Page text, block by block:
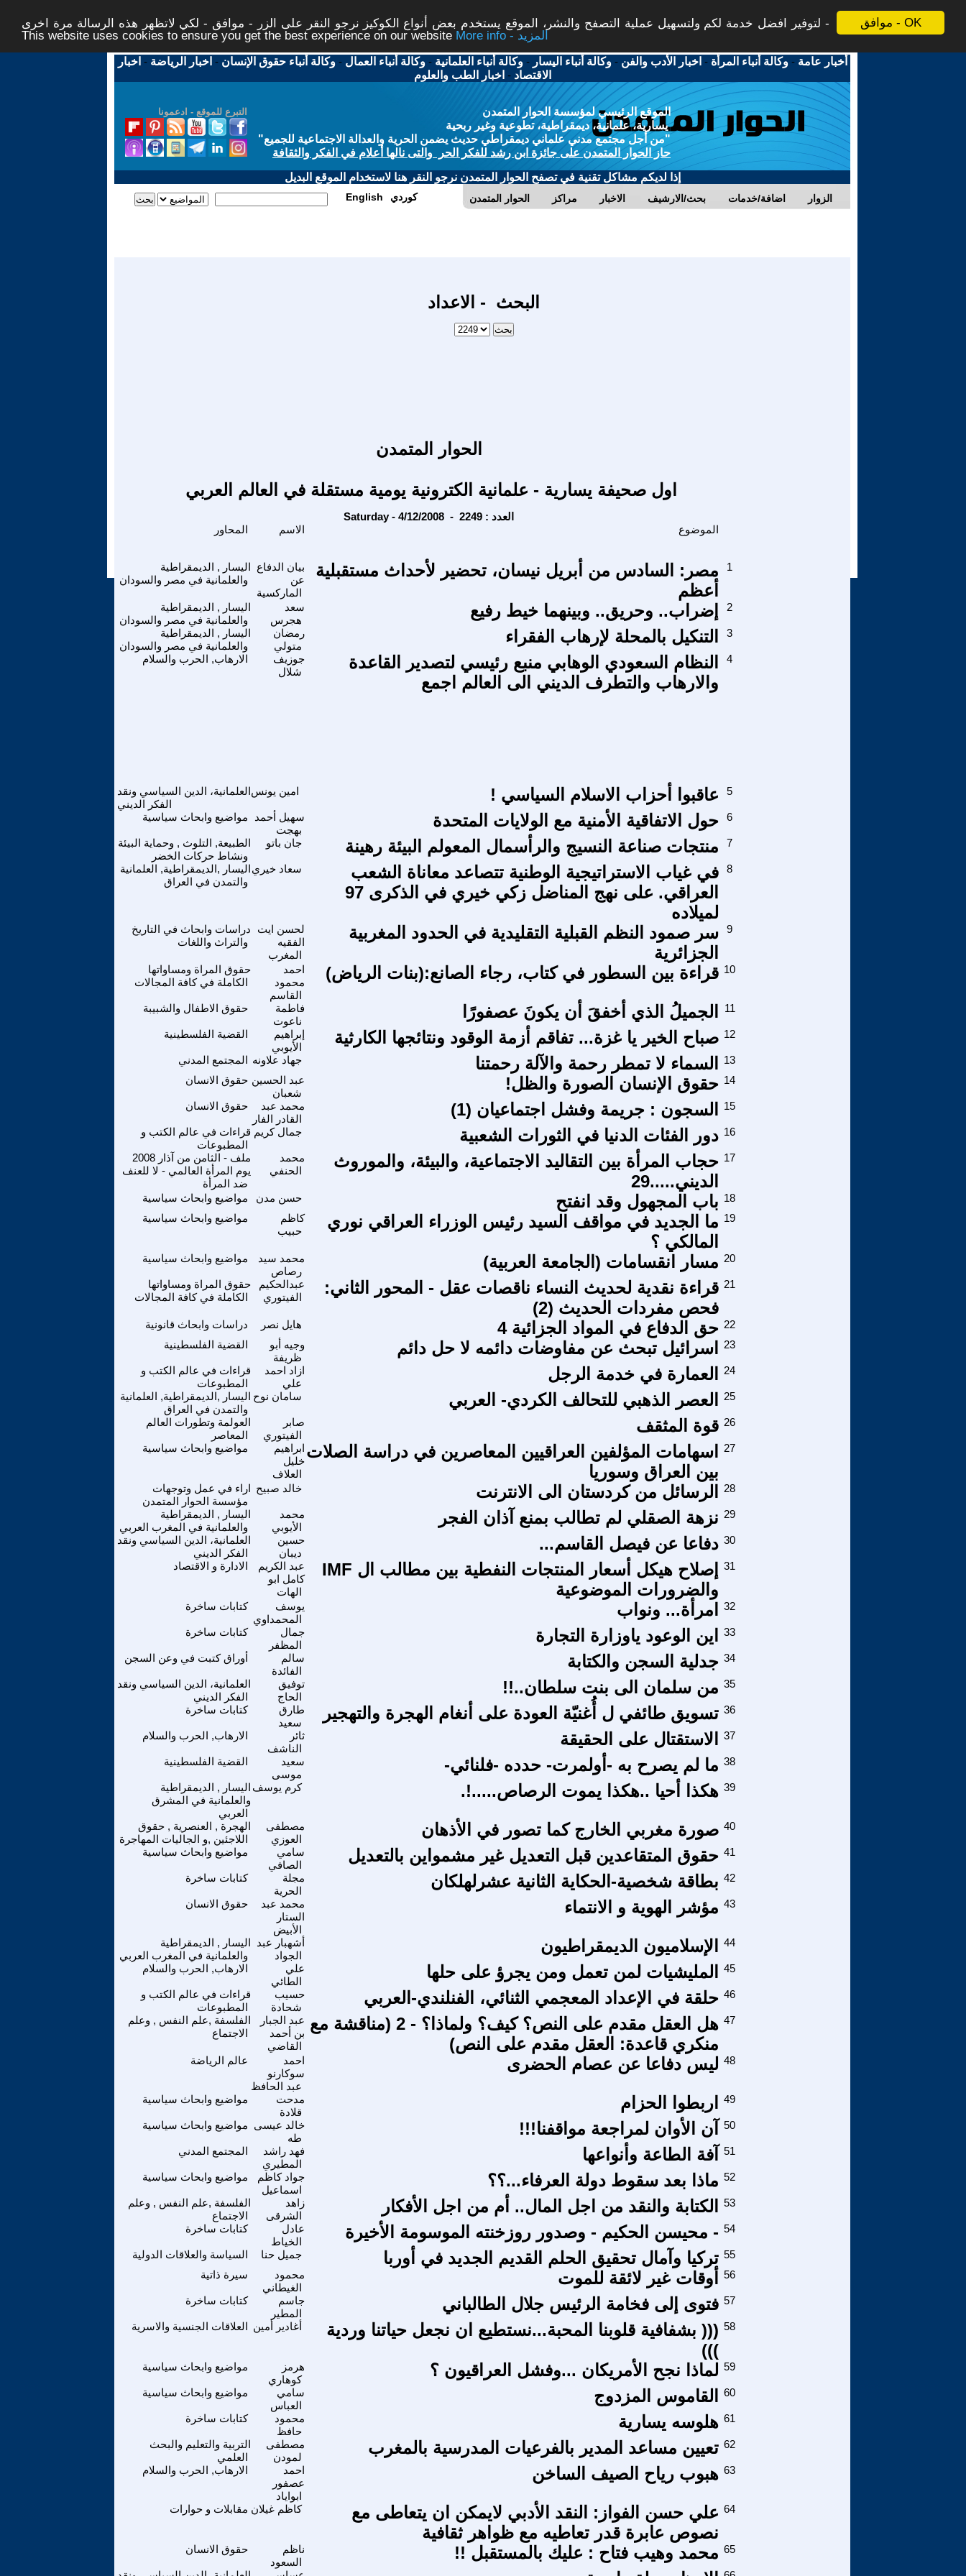
موافق - OK
لتوفير افضل خدمة لكم ولتسهيل عملية التصفح والنشر، الموقع يستخدم بعض أنواع الكوكيز نرجو النقر على الزر - موافق - لكي لاتظهر هذه الرسالة مرة اخرى -
This website uses cookies to ensure you get the best experience on our website
More info - المزيد
أخبار عامة -وكالة أنباء المرأة - اخبار الأدب والفن -وكالة أنباء اليسار -وكالة أنباء العلمانية -وكالة أنباء العمال -وكالة أنباء حقوق الإنسان - اخبار الرياضة - اخبار
الاقتصاد - اخبار الطب والعلوم
التبرع للموقع - ادعمونا
الموقع الرئيسي لمؤسسة الحوار المتمدن
يسارية، علمانية، ديمقراطية، تطوعية وغير ربحية
"من أجل مجتمع مدني علماني ديمقراطي حديث يضمن الحرية والعدالة الاجتماعية للجميع"
حاز الحوار المتمدن على جائزة ابن رشد للفكر الحر والتى نالها أعلام في الفكر والثقافة
إذا لديكم مشاكل تقنية في تصفح الحوار المتمدن نرجو النقر هنا لاستخدام الموقع البديل
الحوار المتمدن مراكز الاخبار بحث/الارشيف اضافة/خدمات الزوار English كوردي
البحث - الاعداد
الحوار المتمدن
اول صحيفة يسارية - علمانية الكترونية يومية مستقلة في العالم العربي
Saturday - 4/12/2008 - العدد : 2249
الاسم الموضوع
اليسار , الديمقراطية
والعلمانية في مصر والسودان
بيان الدفاع
عن
الماركسية
مصر: السادس من أبريل نيسان، تحضير لأحداث مستقبلية
أعظم
1
اليسار , الديمقراطية
والعلمانية في مصر والسودان
سعد
هجرس
إضراب.. وحريق.. وبينهما خيط رفيع 2
اليسار , الديمقراطية
والعلمانية في مصر والسودان
رمضان
متولي
التنكيل بالمحلة لإرهاب الفقراء 3
الارهاب, الحرب والسلام
جوزيف
شلال
النظام السعودي الوهابي منبع رئيسي لتصدير القاعدة
والارهاب والتطرف الديني الى العالم اجمع
4
العلمانية، الدين السياسي ونقد
الفكر الديني
امين يونس عاقبوا أحزاب الاسلام السياسي ! 5
مواضيع وابحاث سياسية
سهيل أحمد
بهجت
حول الاتفاقية الأمنية مع الولايات المتحدة 6
الطبيعة, التلوث , وحماية البيئة
ونشاط حركات الخضر
جان باتو منتجات صناعة النسيج والرأسمال المعولم البيئة رهينة 7
اليسار ,الديمقراطية, العلمانية
والتمدن في العراق
سعاد خيري
في غياب الاستراتيجية الوطنية تتصاعد معاناة الشعب
العراقي. على نهج المناضل زكي خيري في الذكرى 97
لميلاده
8
دراسات وابحاث في التاريخ
والتراث واللغات
لحسن ايت
الفقيه
المغرب
سر صمود النظم القبلية التقليدية في الحدود المغربية
الجزائرية
9
حقوق المراة ومساواتها
الكاملة في كافة المجالات
احمد
محمود
القاسم
قراءة بين السطور في كتاب، رجاء الصانع:(بنات الرياض) 10
حقوق الاطفال والشبيبة
فاطمة
ناعوت
الجميلُ الذي أخفقَ أن يكونَ عصفورًا 11
القضية الفلسطينية
إبراهيم
الأيوبي
صباح الخير يا غزة... تفاقم أزمة الوقود ونتائجها الكارثية 12
المجتمع المدني جهاد علاونه السماء لا تمطر رحمة والآلة رحمتنا
13
حقوق الانسان عبد الحسين
شعبان
حقوق الإنسان الصورة والظل! 14
حقوق الانسان
محمد عبد
القادر الفار
السجون : جريمة وفشل اجتماعيان (1) 15
قراءات في عالم الكتب و
المطبوعات
جمال كريم دور الفئات الدنيا في الثورات الشعبية 16
ملف - الثامن من آذار 2008
يوم المرأة العالمي - لا للعنف
ضد المرأة
محمد
الحنفي
حجاب المرأة بين التقاليد الاجتماعية، والبيئة، والموروث
الديني.....29
17
مواضيع وابحاث سياسية حسن مدن باب المجهول وقد انفتح 18
مواضيع وابحاث سياسية
كاظم
حبيب
ما الجديد في مواقف السيد رئيس الوزراء العراقي نوري
المالكي ؟
19
مواضيع وابحاث سياسية
محمد سيد
رصاص
مسار انقسامات (الجامعة العربية) 20
حقوق المراة ومساواتها
الكاملة في كافة المجالات
عبدالحكيم
الفيتوري
قراءة نقدية لحديث النساء ناقصات عقل - المحور الثاني:
فحص مفردات الحديث (2)
21
دراسات وابحاث قانونية هايل نصر حق الدفاع في المواد الجزائية 4 22
القضية الفلسطينية
وجيه أبو
ظريفة
اسرائيل تبحث عن مفاوضات دائمه لا حل دائم 23
قراءات في عالم الكتب و
المطبوعات
ازاد احمد
علي
العمارة في خدمة الرجل 24
اليسار ,الديمقراطية, العلمانية
والتمدن في العراق
سامان نوح العصر الذهبي للتحالف الكردي- العربي 25
العولمة وتطورات العالم
المعاصر
صابر
الفيتوري
قوة المثقف 26
مواضيع وابحاث سياسية
ابراهيم
خليل
العلاف
اسهامات المؤلفين العراقيين المعاصرين في دراسة الصلات
بين العراق وسوريا
27
اراء في عمل وتوجهات
مؤسسة الحوار المتمدن
خالد صبيح الرسائل من كردستان الى الانترنت 28
اليسار , الديمقراطية
والعلمانية في المغرب العربي
محمد
الأيوبي
نزهة الصقلي لم تطالب بمنع آذان الفجر 29
العلمانية، الدين السياسي ونقد
الفكر الديني
حسين
ديبان
دفاعا عن فيصل القاسم... 30
الادارة و الاقتصاد
عبد الكريم
كامل ابو
الهات
إصلاح هيكل أسعار المنتجات النفطية بين مطالب ال IMF
والضرورات الموضوعية
31
كتابات ساخرة
يوسف
المحمداوي
امرأة... ونواب 32
كتابات ساخرة
جمال
المظفر
اين الوعود ياوزارة التجارة 33
أوراق كتبت في وعن السجن
سالم
الفائدة
جدلية السجن والكتابة 34
العلمانية، الدين السياسي ونقد
الفكر الديني
توفيق
الحاج
من سلمان الى بنت سلطان..!! 35
كتابات ساخرة
طارق
سعيد
تسويق طائفي ل أُغنيّة العودة على أنغام الهجرة والتهجير 36
الارهاب, الحرب والسلام
ثائر
الناشف
الاستقتال على الحقيقة 37
القضية الفلسطينية
سعيد
موسى
ما لم يصرح به -أولمرت- حدده -فلنائي- 38
اليسار , الديمقراطية
والعلمانية في المشرق
العربي
كرم يوسف هكذا أحيا ..هكذا يموت الرصاص.....!. 39
الهجرة , العنصرية , حقوق
اللاجئين ,و الجاليات المهاجرة
مصطفى
العوزي
صورة مغربي الخارج كما تصور في الأذهان 40
مواضيع وابحاث سياسية
سامي
الصافي
حقوق المتقاعدين قبل التعديل غير مشمواين بالتعديل 41
كتابات ساخرة
مجلة
الحرية
بطاقة شخصية-الحكاية الثانية عشرلهلكان 42
حقوق الانسان
محمد عبد
الستار
الأبيض
مؤشر الهوية و الانتماء 43
اليسار , الديمقراطية
والعلمانية في المغرب العربي
أشهبار عبد
الجواد
الإسلاميون الديمقراطيون 44
الارهاب, الحرب والسلام
علي
الطائي
المليشيات لمن تعمل ومن يجرؤ على حلها 45
قراءات في عالم الكتب و
المطبوعات
حسيب
شحادة
حلقة في الإعداد المعجمي الثنائي، الفنلندي-العربي 46
الفلسفة ,علم النفس , وعلم
الاجتماع
عبد الجبار
بن أحمد
القاضي
هل العقل مقدم على النص؟ كيف؟ ولماذا؟ - 2 (مناقشة مع
منكري قاعدة: العقل مقدم على النص)
47
عالم الرياضة
احمد
سوكارنو
عبد الحافظ
ليس دفاعا عن عصام الحضرى 48
مواضيع وابحاث سياسية
مدحت
قلادة
اربطوا الحزام 49
مواضيع وابحاث سياسية خالد عيسى
طه
آن الأوان لمراجعة مواقفنا!!! 50
المجتمع المدني
فهد راشد
المطيري
آفة الطاعة وأنواعها 51
مواضيع وابحاث سياسية
جواد كاظم
اسماعيل
ماذا بعد سقوط دولة العرفاء...؟؟ 52
الفلسفة ,علم النفس , وعلم
الاجتماع
زاهد
الشرقى
الكتابة والنقد من اجل المال.. أم من اجل الأفكار 53
كتابات ساخرة
عادل
الخياط
- محيسن الحكيم - وصدور روزخنته الموسومة الأخيرة 54
السياسة والعلاقات الدولية جميل حنا تركيا وآمال تحقيق الحلم القديم الجديد في أوربا 55
سيرة ذاتية
محمود
الغيطاني
أوقات غير لائقة للموت 56
كتابات ساخرة
جاسم
المطير
فتوى إلى فخامة الرئيس جلال الطالباني 57
العلاقات الجنسية والاسرية أغادير أمين
((( بشفافية قلوبنا المحبة...نستطيع ان نجعل حياتنا وردية
)))
58
مواضيع وابحاث سياسية
هرمز
كوهاري
لماذا نجح الأمريكان ...وفشل العراقيون ؟ 59
مواضيع وابحاث سياسية
سامي
العباس
القاموس المزدوج 60
كتابات ساخرة
محمود
حافظ
هلوسه يسارية 61
التربية والتعليم والبحث
العلمي
مصطفى
لمودن
تعيين مساعد المدير بالفرعيات المدرسية بالمغرب 62
الارهاب, الحرب والسلام
احمد
عصفور
ابواياد
هبوب رياح الصيف الساخن 63
مقابلات و حوارات كاظم غيلان
علي حسن الفواز: النقد الأدبي لايمكن ان يتعاطى مع
نصوص عابرة قدر تعاطيه مع ظواهر ثقافية
64
حقوق الانسان
ناظم
السعود
محمد وهيب فتاح : عليك بالمستقبل !! 65